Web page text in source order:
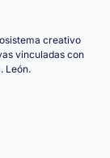
creativo
vinculadas con
León.